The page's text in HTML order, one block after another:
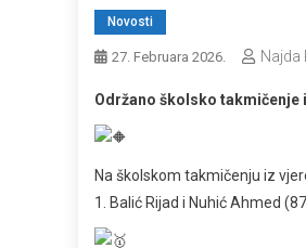
Novosti
27. Februara 2026. Najda
Održano školsko takmičenje
Na školskom takmičenju iz
1. Balić Rijad i Nuhić Ahmed